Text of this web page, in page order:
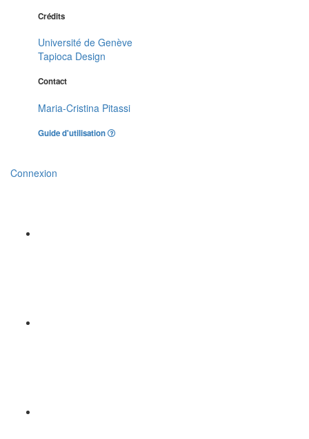
Crédits
Université de Genève
Tapioca Design
Contact
Maria-Cristina Pitassi
Guide d'utilisation
Connexion